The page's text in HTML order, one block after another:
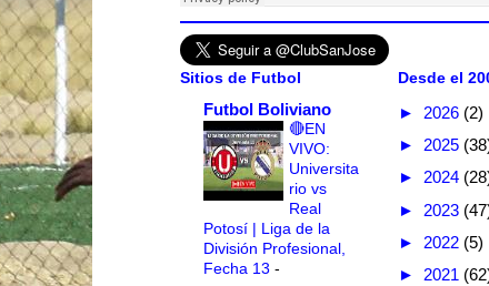
Sitios de Futbol
Futbol Boliviano
🔴EN
VIVO:
Universita
rio vs
Real
Potosí | Liga de la
División Profesional,
Fecha 13 -
Desde el
► 2026 (2)
► 2025
► 2024
► 2023
► 2022 (5)
► 2021